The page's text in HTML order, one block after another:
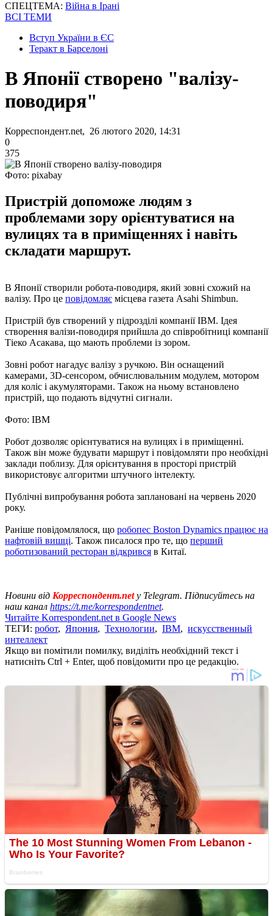
СПЕЦТЕМА: Війна в Ірані
ВСІ ТЕМИ
Вступ України в ЄС
Теракт в Барселоні
В Японії створено "валізу-
поводиря"
Корреспондент.net, 26 лютого 2020, 14:31
0
375
Фото: pixabay
Пристрій допоможе людям з
проблемами зору орієнтуватися на
вулицях та в приміщеннях і навіть
складати маршрут.
В Японії створили робота-поводиря, який зовні схожий на
валізу. Про це повідомляє місцева газета Asahi Shimbun.
Пристрій був створений у підрозділі компанії IBM. Ідея
створення валізи-поводиря прийшла до співробітниці компанії
Тіеко Асакава, що мають проблеми із зором.
Зовні робот нагадує валізу з ручкою. Він оснащений
камерами, 3D-сенсором, обчислювальним модулем, мотором
для коліс і акумуляторами. Також на ньому встановлено
пристрій, що подають відчутні сигнали.
Фото: IBM
Робот дозволяє орієнтуватися на вулицях і в приміщенні.
Також він може будувати маршрут і повідомляти про необхідні
заклади поблизу. Для орієнтування в просторі пристрій
використовує алгоритми штучного інтелекту.
Публічні випробування робота заплановані на червень 2020
року.
Раніше повідомлялося, що робопес Boston Dynamics працює на
нафтовій вишці. Також писалося про те, що перший
роботизований ресторан відкрився в Китаї.
Новини від Корреспондент.net у Telegram. Підписуйтесь на
наш канал https://t.me/korrespondentnet.
Читайте Korrespondent.net в Google News
ТЕГИ: робот, Япония, Технологии, IBM, искусственный
интеллект
Якщо ви помітили помилку, виділіть необхідний текст і
натисніть Ctrl + Enter, щоб повідомити про це редакцію.